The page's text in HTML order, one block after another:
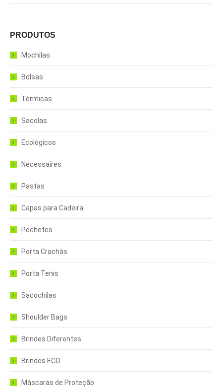
PRODUTOS
Mochilas
Bolsas
Térmicas
Sacolas
Ecológicos
Necessaires
Pastas
Capas para Cadeira
Pochetes
Porta Crachás
Porta Tenis
Sacochilas
Shoulder Bags
Brindes Diferentes
Brindes ECO
Máscaras de Proteção